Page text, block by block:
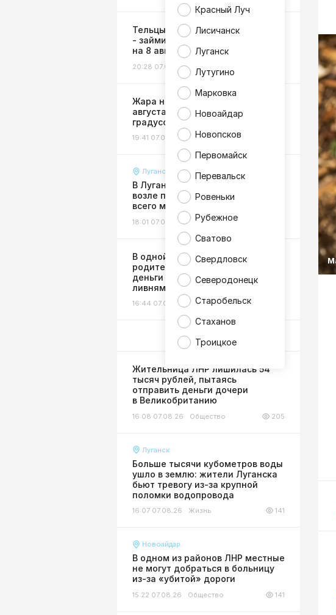
Красный Луч
Лисичанск
Луганск
Лутугино
Марковка
Новоайдар
Новопсков
Первомайск
Перевальск
Ровеньки
Рубежное
Сватово
Свердловск
Северодонецк
Старобельск
Стаханов
Троицкое
Тельцы - ждите деньги, Козероги
- займитесь здоровьем: гороскоп
на 8 августа
20:28 07.08.26
Жара не отступает: в ЛНР 8
августа ожидается до +38
градусов
19:41 07.08.26 Погода
Луганск
В Луганске разгромили клумбы
возле парка 1 Мая, высаженные
всего месяц назад
18:01 07.08.26 Происшествия
В одной из школ ЛНР скандал:
родителей заставили сдавать
деньги на ремонт затопленного
ливнями класса
16:44 07.08.26 Жизнь
Жительница ЛНР лишилась 54
тысяч рублей, пытаясь
отправить деньги дочери
в Великобританию
16:08 07.08.26 Общество 205
Луганск
Больше тысячи кубометров воды
ушло в землю: жители Луганска
бьют тревогу из-за крупной
поломки водопровода
16:07 07.08.26 Жизнь 141
Новоайдар
В одном из районов ЛНР местные
не могут добраться в больницу
из-за «убитой» дороги
15:22 07.08.26 Общество 141